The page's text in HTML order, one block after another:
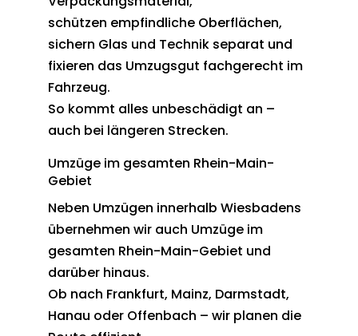
schützen empfindliche Oberflächen,
sichern Glas und Technik separat und
fixieren das Umzugsgut fachgerecht im
Fahrzeug.
So kommt alles unbeschädigt an –
auch bei längeren Strecken.
Umzüge im gesamten Rhein-Main-
Gebiet
Neben Umzügen innerhalb Wiesbadens
übernehmen wir auch Umzüge im
gesamten Rhein-Main-Gebiet und
darüber hinaus.
Ob nach Frankfurt, Mainz, Darmstadt,
Hanau oder Offenbach – wir planen die